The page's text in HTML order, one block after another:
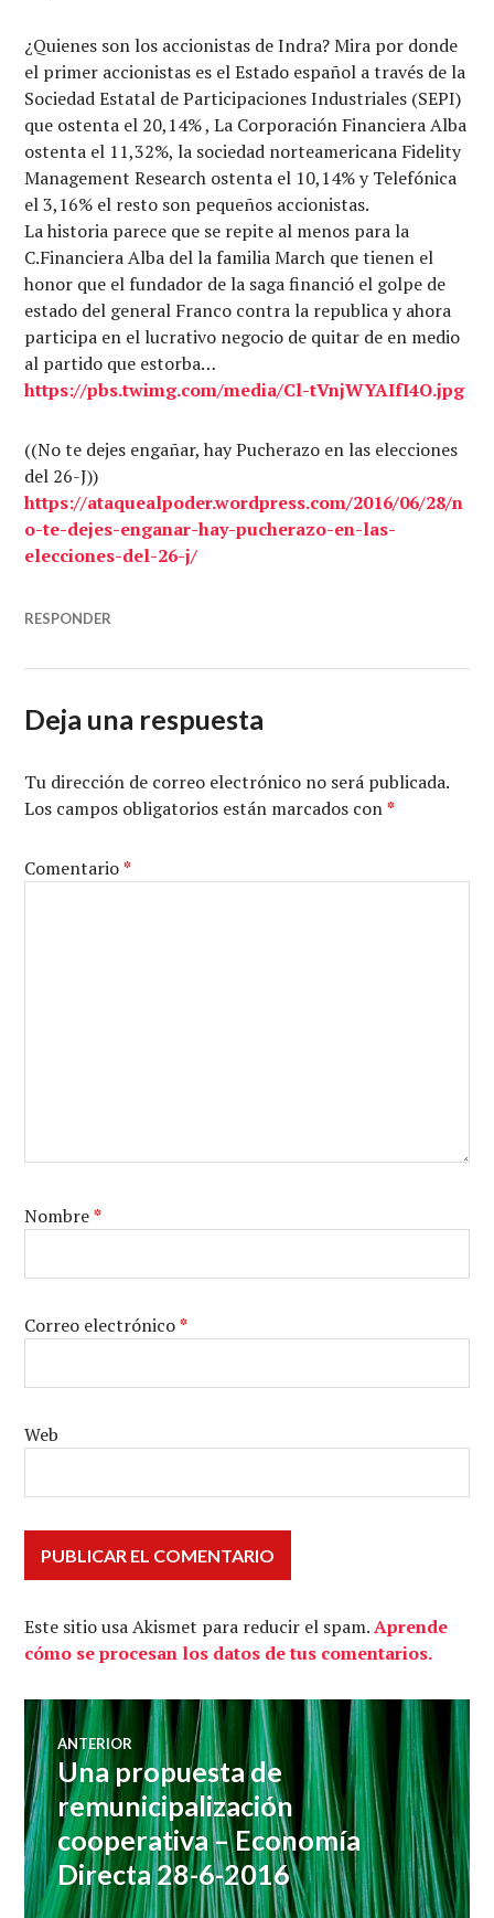
¿Quienes son los accionistas de Indra? Mira por donde
el primer accionistas es el Estado español a través de la
Sociedad Estatal de Participaciones Industriales (SEPI)
que ostenta el 20,14% , La Corporación Financiera Alba
ostenta el 11,32%, la sociedad norteamericana Fidelity
Management Research ostenta el 10,14% y Telefónica
el 3,16% el resto son pequeños accionistas.
La historia parece que se repite al menos para la
C.Financiera Alba del la familia March que tienen el
honor que el fundador de la saga financió el golpe de
estado del general Franco contra la republica y ahora
participa en el lucrativo negocio de quitar de en medio
al partido que estorba…
https://pbs.twimg.com/media/Cl-tVnjWYAIfI4O.jpg
((No te dejes engañar, hay Pucherazo en las elecciones
del 26-J))
https://ataquealpoder.wordpress.com/2016/06/28/n
o-te-dejes-enganar-hay-pucherazo-en-las-
elecciones-del-26-j/
RESPONDER
Deja una respuesta
Tu dirección de correo electrónico no será publicada.
Los campos obligatorios están marcados con*
Comentario*
Nombre*
Correo electrónico*
Web
Este sitio usa Akismet para reducir el spam.Aprende
cómo se procesan los datos de tus comentarios.
Navegación
de
entradas
ANTERIOR
Entrada
anterior:
Una propuesta de
remunicipalización
cooperativa – Economía
Directa 28-6-2016